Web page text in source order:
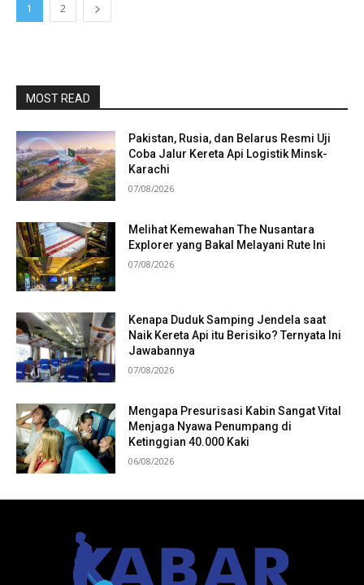
1 2
MOST READ
Pakistan, Rusia, dan Belarus Resmi Uji
Coba Jalur Kereta Api Logistik Minsk-
Karachi
07/08/2026
Melihat Kemewahan The Nusantara
Explorer yang Bakal Melayani Rute Ini
07/08/2026
Kenapa Duduk Samping Jendela saat
Naik Kereta Api itu Berisiko? Ternyata Ini
Jawabannya
07/08/2026
Mengapa Presurisasi Kabin Sangat Vital
Menjaga Nyawa Penumpang di
Ketinggian 40.000 Kaki
06/08/2026